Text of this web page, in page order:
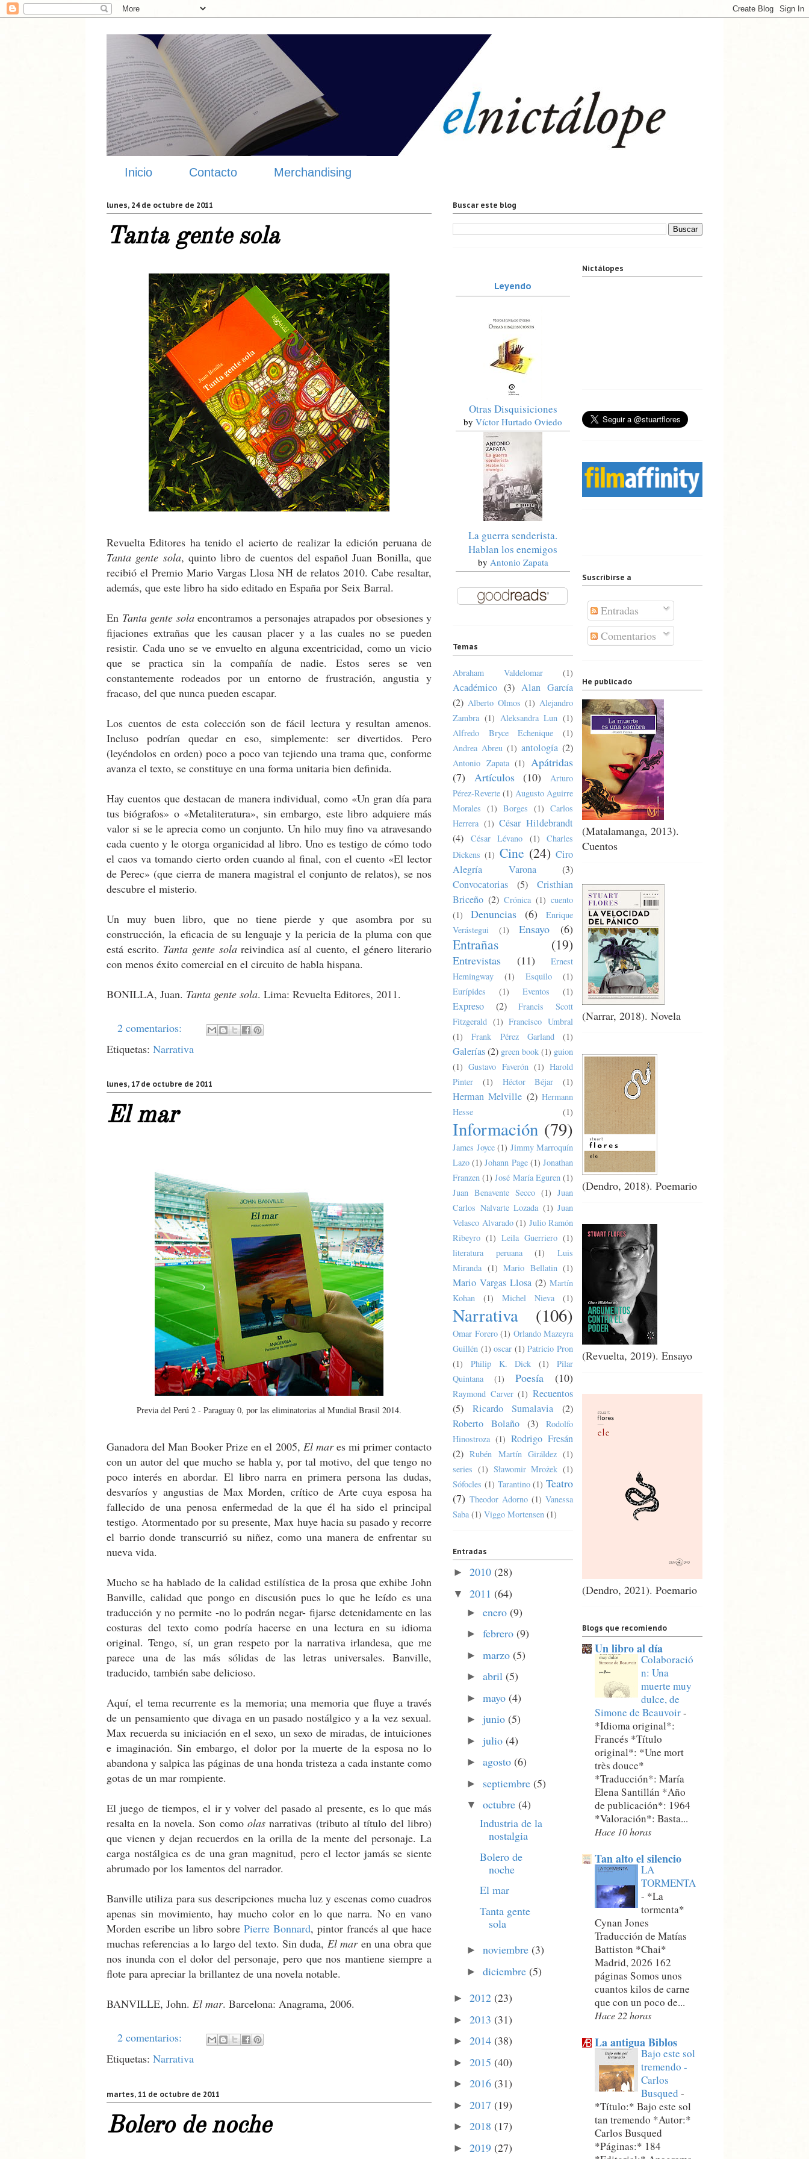
Inicio Contacto Merchandising
lunes, 24 de octubre de 2011
Tanta gente sola
Revuelta Editores ha tenido el acierto de realizar la edición peruana de
Tanta gente sola, quinto libro de cuentos del español Juan Bonilla, que
recibió el Premio Mario Vargas Llosa NH de relatos 2010. Cabe resaltar,
además, que este libro ha sido editado en España por Seix Barral.
En Tanta gente solaencontramos a personajes atrapados por obsesiones y
fijaciones extrañas que les causan placer y a las cuales no se pueden
resistir. Cada uno se ve envuelto en alguna excentricidad, como un vicio
que se practica sin la compañía de nadie. Estos seres se ven
constantemente rodeados por un entorno de frustración, angustia y
fracaso, del que nunca pueden escapar.
Los cuentos de esta colección son de fácil lectura y resultan amenos.
Incluso podrían quedar en eso, simplemente: ser divertidos. Pero
(leyéndolos en orden) poco a poco van tejiendo una trama que, conforme
avanza el texto, se constituye en una forma unitaria bien definida.
Hay cuentos que destacan de manera individual, como «Un gran día para
tus biógrafos» o «Metaliteratura», sin embargo, este libro adquiere más
valor si se le aprecia como un conjunto. Un hilo muy fino va atravesando
cada cuento y le otorga organicidad al libro. Uno es testigo de cómo todo
el caos va tomando cierto orden cuando al final, con el cuento «El lector
de Perec» (que cierra de manera magistral el conjunto de relatos), se nos
descubre el misterio.
Un muy buen libro, que no tiene pierde y que asombra por su
construcción, la eficacia de su lenguaje y la pericia de la pluma con que
está escrito. Tanta gente solareivindica así al cuento, el género literario
con menos éxito comercial en el circuito de habla hispana.
BONILLA, Juan. Tanta gente sola. Lima: Revuelta Editores, 2011.
2 comentarios:
Etiquetas: Narrativa
lunes, 17 de octubre de 2011
El mar
Previa del Perú 2 - Paraguay 0, por las eliminatorias al Mundial Brasil 2014.
Ganadora del Man Booker Prize en el 2005, El mares mi primer contacto
con un autor del que mucho se habla y, por tal motivo, del que tengo no
poco interés en abordar. El libro narra en primera persona las dudas,
desvaríos y angustias de Max Morden, crítico de Arte cuya esposa ha
fallecido de una penosa enfermedad de la que él ha sido el principal
testigo. Atormentado por su presente, Max huye hacia su pasado y recorre
el barrio donde transcurrió su niñez, como una manera de enfrentar su
nueva vida.
Mucho se ha hablado de la calidad estilística de la prosa que exhibe John
Banville, calidad que pongo en discusión pues lo que he leído es una
traducción y no permite -no lo podrán negar- fijarse detenidamente en las
costuras del texto como podría hacerse en una lectura en su idioma
original. Tengo, sí, un gran respeto por la narrativa irlandesa, que me
parece una de las más sólidas de las letras universales. Banville,
traducido, también sabe delicioso.
Aquí, el tema recurrente es la memoria; una memoria que fluye a través
de un pensamiento que divaga en un pasado nostálgico y a la vez sexual.
Max recuerda su iniciación en el sexo, un sexo de miradas, de intuiciones
e imaginación. Sin embargo, el dolor por la muerte de la esposa no lo
abandona y salpica las páginas de una honda tristeza a cada instante como
gotas de un mar rompiente.
El juego de tiempos, el ir y volver del pasado al presente, es lo que más
resalta en la novela. Son como olas narrativas (tributo al título del libro)
que vienen y dejan recuerdos en la orilla de la mente del personaje. La
carga nostálgica es de una gran magnitud, pero el lector jamás se siente
abrumado por los lamentos del narrador.
Banville utiliza para sus descripciones mucha luz y escenas como cuadros
apenas sin movimiento, hay mucho color en lo que narra. No en vano
Morden escribe un libro sobrePierre Bonnard, pintor francés al que hace
muchas referencias a lo largo del texto. Sin duda, El maren una obra que
nos inunda con el dolor del personaje, pero que nos mantiene siempre a
flote para apreciar la brillantez de una novela notable.
BANVILLE, John. El mar. Barcelona: Anagrama, 2006.
2 comentarios:
Etiquetas: Narrativa
martes, 11 de octubre de 2011
Bolero de noche
Buscar este blog
Leyendo
Otras Disquisiciones
by Víctor Hurtado Oviedo
La guerra senderista.
Hablan los enemigos
by Antonio Zapata
Temas
Abraham Valdelomar (1)
Académico (3) Alan García
(2) Alberto Olmos (1) Alejandro
Zambra (1) Aleksandra Lun (1)
Alfredo Bryce Echenique
(1)
Andrea Abreu (1) antología (2)
Antonio Zapata (1) Apátridas
(7)
Artículos (10)
Arturo
Pérez-Reverte (1) Augusto Aguirre
Morales (1) Borges (1) Carlos
Herrera (1) César Hildebrandt
(4)
César Lévano (1)
Charles
Dickens (1) Cine (24) Ciro
Alegría Varona
(3)
Convocatorias
(5)
Cristhian
Briceño (2) Crónica (1) cuento
(1)
Denuncias (6)
Enrique
Verástegui
(1) Ensayo (6)
Entrañas (19)
Entrevistas (11)
Ernest
Hemingway
(1) Esquilo
(1)
Eurípides
(1) Eventos (1)
Expreso (2)
Francis Scott
Fitzgerald (1) Francisco Umbral
(1)
Frank Pérez Garland (1)
Galerías(2) green book (1) guion
(1) Gustavo Faverón (1) Harold
Pinter
(1) Héctor Béjar (1)
Herman Melville (2) Hermann
Hesse
(1)
Información (79)
James Joyce (1) Jimmy Marroquín
Lazo (1) Johann Page (1) Jonathan
Franzen (1) José María Eguren (1)
Juan Benavente Secco (1) Juan
Carlos Nalvarte Lozada (1) Juan
Velasco Alvarado (1) Julio Ramón
Ribeyro (1) Leila Guerriero (1)
literatura peruana
(1)
Luis
Miranda (1) Mario Bellatin (1)
Mario Vargas Llosa (2) Martín
Kohan
(1) Michel Nieva (1)
Narrativa (106)
Omar Forero (1) Orlando Mazeyra
Guillén (1) oscar (1) Patricio Pron
(1)
Philip K. Dick (1)
Pilar
Quintana
(1) Poesía (10)
Raymond Carver (1) Recuentos
(5)
Ricardo Sumalavia
(2)
Roberto Bolaño (3)
Rodolfo
Hinostroza (1) Rodrigo Fresán
(2) Rubén Martín Giráldez (1)
series (1) Sławomir Mrożek (1)
Sófocles (1) Tarantino (1) Teatro
(7) Theodor Adorno (1) Vanessa
Saba (1) Viggo Mortensen (1)
Entradas
► 2010 (28)
▼ 2011 (64)
► enero (9)
► febrero (9)
► marzo (5)
► abril (5)
► mayo (4)
► junio (5)
► julio (4)
► agosto (6)
► septiembre (5)
▼ octubre (4)
Industria de la
nostalgia
Bolero de
noche
El mar
Tanta gente
sola
► noviembre (3)
► diciembre (5)
► 2012 (23)
► 2013 (31)
► 2014 (38)
► 2015 (40)
► 2016 (31)
► 2017 (19)
► 2018 (17)
► 2019 (27)
Nictálopes
Suscribirse a
Entradas
Comentarios
He publicado
(Matalamanga, 2013).
Cuentos
(Narrar, 2018). Novela
(Dendro, 2018). Poemario
(Revuelta, 2019). Ensayo
(Dendro, 2021). Poemario
Blogs que recomiendo
Un libro al día
Colaboració
n: Una
muerte muy
dulce, de
Simone de Beauvoir-
*Idioma original*:
Francés *Título
original*: *Une mort
très douce*
*Traducción*: María
Elena Santillán *Año
de publicación*: 1964
*Valoración*: Basta...
Hace 10 horas
Tan alto el silencio
LA
TORMENTA
- *La
tormenta*
Cynan Jones
Traducción de Matías
Battiston *Chai*
Madrid, 2026 162
páginas Somos unos
cuantos kilos de carne
que con un poco de...
Hace 22 horas
La antigua Biblos
Bajo este sol
tremendo -
Carlos
Busqued -
*Título:* Bajo este sol
tan tremendo *Autor:*
Carlos Busqued
*Páginas:* 184